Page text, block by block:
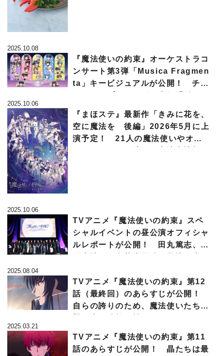
2025.10.08
『魔法使いの約束』オーケストラコ
ンサート第3弾「Musica Fragmen
ta」キービジュアルが公開！ チケ
2025.10.06
『まほステ』最新作「きみに花を、
空に魔法を 後編」2026年5月に上
演予定！ 21人の魔法使いやオヴ
2025.10.06
TVアニメ『魔法使いの約束』スペ
シャルイベントの昼公演オフィシャ
ルレポートが公開！ 田丸篤志、神
2025.08.04
TVアニメ『魔法使いの約束』第12
話（最終回）のあらすじが公開！
自らの誇りのため、魔法使いたちは
2025.03.21
TVアニメ『魔法使いの約束』第11
話のあらすじが公開！ 晶たちは最